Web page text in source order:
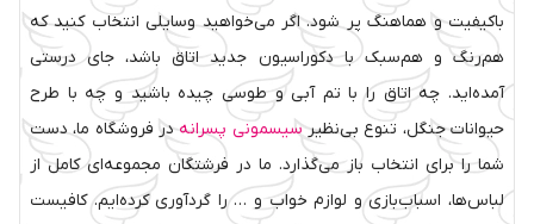
باکیفیت و هماهنگ پر شود. اگر می‌خواهید وسایلی انتخاب کنید که
هم‌رنگ و هم‌سبک با دکوراسیون جدید اتاق باشد، جای درستی
آمده‌اید. چه اتاق را با تم آبی و طوسی چیده باشید و چه با طرح
حیوانات جنگل، تنوع بی‌نظیرسیسمونی پسرانهدر فروشگاه ما، دست
شما را برای انتخاب باز می‌گذارد. ما در فرشتگان مجموعه‌ای کامل از
لباس‌ها، اسباب‌بازی و لوازم خواب و … را گردآوری کرده‌ایم. کافیست